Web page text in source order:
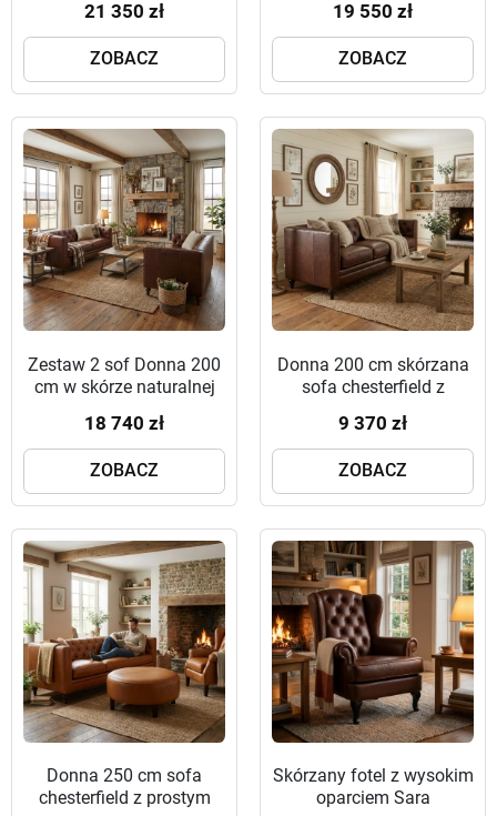
21 350 zł
ZOBACZ
19 550 zł
ZOBACZ
Zestaw 2 sof Donna 200
cm w skórze naturalnej
18 740 zł
ZOBACZ
Donna 200 cm skórzana
sofa chesterfield z
9 370 zł
ZOBACZ
Donna 250 cm sofa
chesterfield z prostym
Skórzany fotel z wysokim
oparciem Sara